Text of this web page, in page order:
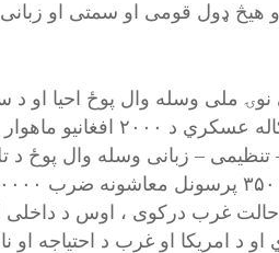
هیڅ ډول قومی او سمتی او
ملی وسله وال پوځ احیا او د
دوره شروع کا او هر افغان بیدون له کوم
– زبانی وسله وال پوځ د
غرب درکوی ، اوس د داخلی
او غرب د احتیاجه او